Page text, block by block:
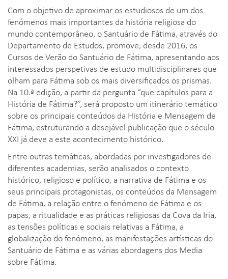
Com o objetivo de aproximar os estudiosos de um dos
fenómenos mais importantes da história religiosa do
mundo contemporâneo, o Santuário de Fátima, através do
Departamento de Estudos, promove, desde 2016, os
Cursos de Verão do Santuário de Fátima, apresentando aos
interessados perspetivas de estudo multidisciplinares que
olham para Fátima sob os mais diversificados os prismas.
Na 10.ª edição, a partir da pergunta “que capítulos para a
História de Fátima?”, será proposto um itinerário temático
sobre os principais conteúdos da História e Mensagem de
Fátima, estruturando a desejável publicação que o século
XXI já deve a este acontecimento histórico.
Entre outras temáticas, abordadas por investigadores de
diferentes academias, serão analisados o contexto
histórico, religioso e político, a narrativa de Fátima e os
seus principais protagonistas, os conteúdos da Mensagem
de Fátima, a relação entre o fenómeno de Fátima e os
papas, a ritualidade e as práticas religiosas da Cova da Iria,
as tensões políticas e sociais relativas a Fátima, a
globalização do fenómeno, as manifestações artísticas do
Santuário de Fátima e as várias abordagens dos Media
sobre Fátima.